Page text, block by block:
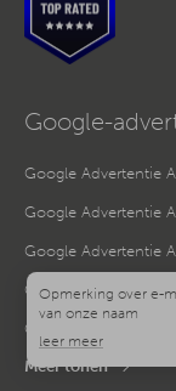
Google-
Google Advertentie
Google Advertentie
Google Advertentie
Google
Google
Meer tonen